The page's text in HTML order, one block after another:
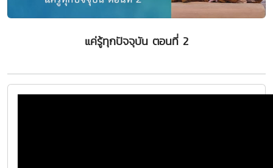
แค่รู้ทุกปัจจุบัน ตอนที่ 2